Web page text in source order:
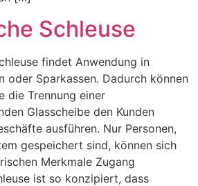
Schleuse
findet Anwendung in
oder Sparkassen. Dadurch können
die Trennung einer
Glasscheibe den Kunden
ausführen. Nur Personen,
gespeichert sind, können sich
Merkmale Zugang
ist so konzipiert, dass